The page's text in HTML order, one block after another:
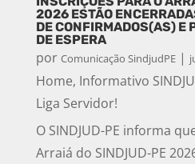
2026 ESTÃO
DE CONFIRMADOS(AS) E
DE ESPERA
por Comunicação SindjudPE|
Home, Informativo
Liga Servidor!
O SINDJUD-PE informa
Arraiá do SINDJUD-PE